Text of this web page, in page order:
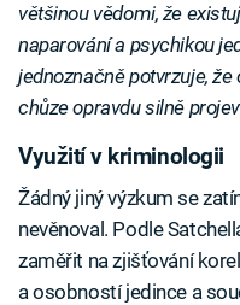
většinou vědomi, že
naparování a psychikou
jednoznačně potvrzuje,
chůze opravdu silně
Využití v kriminologii
Žádný jiný výzkum se
nevěnoval. Podle
zaměřit na zjišťování
a osobností jedince a